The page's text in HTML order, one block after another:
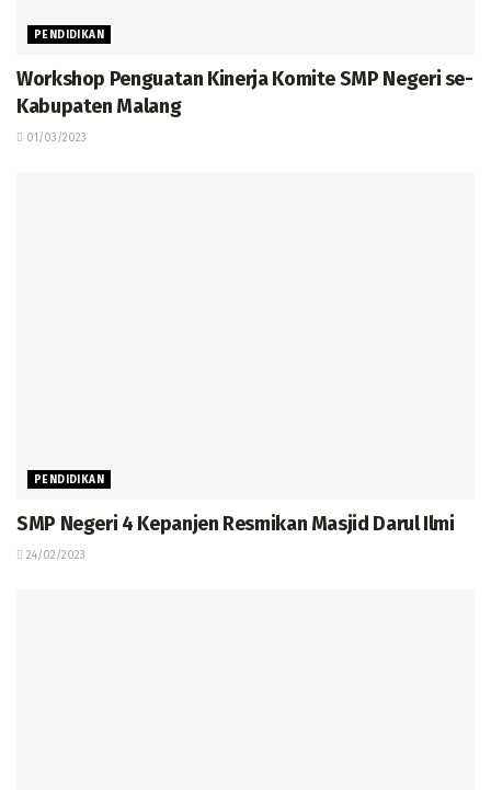
PENDIDIKAN
Workshop Penguatan Kinerja Komite SMP Negeri se-
Kabupaten Malang
01/03/2023
PENDIDIKAN
SMP Negeri 4 Kepanjen Resmikan Masjid Darul Ilmi
24/02/2023